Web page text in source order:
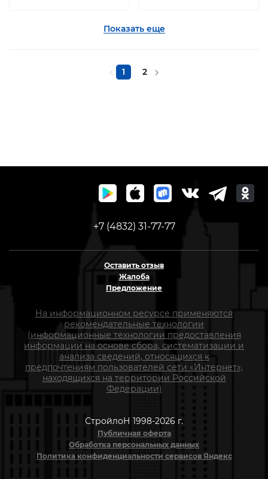
Показать еще
1 2
+7 (4832) 31-77-77
Оставить отзыв
Жалоба
Предложение
На информационном ресурсе применяются
рекомендательные технологии
(информационные технологии предоставления
информации на основе сбора, систематизации и
анализа сведений, относящихся к
предпочтениям пользователей сети «Интернет»,
находящихся на территории Российской
Федерации)
СтройлоН 1998-2026 г.
Публичная оферта
Обработка персональных данных
Политика конфиденциальности сервисов Яндекс